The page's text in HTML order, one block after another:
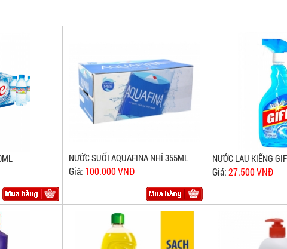
NƯỚC SUỐI AQUAFINA NHÍ 355ML
Giá: 100.000 VNĐ
NƯỚC LAU KIẾNG
Giá:27.500 VNĐ